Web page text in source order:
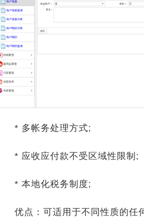
* 多帐务处理方式;
* 应收应付款不受区域性限制;
* 本地化税务制度;
优点：可适用于不同性质的任